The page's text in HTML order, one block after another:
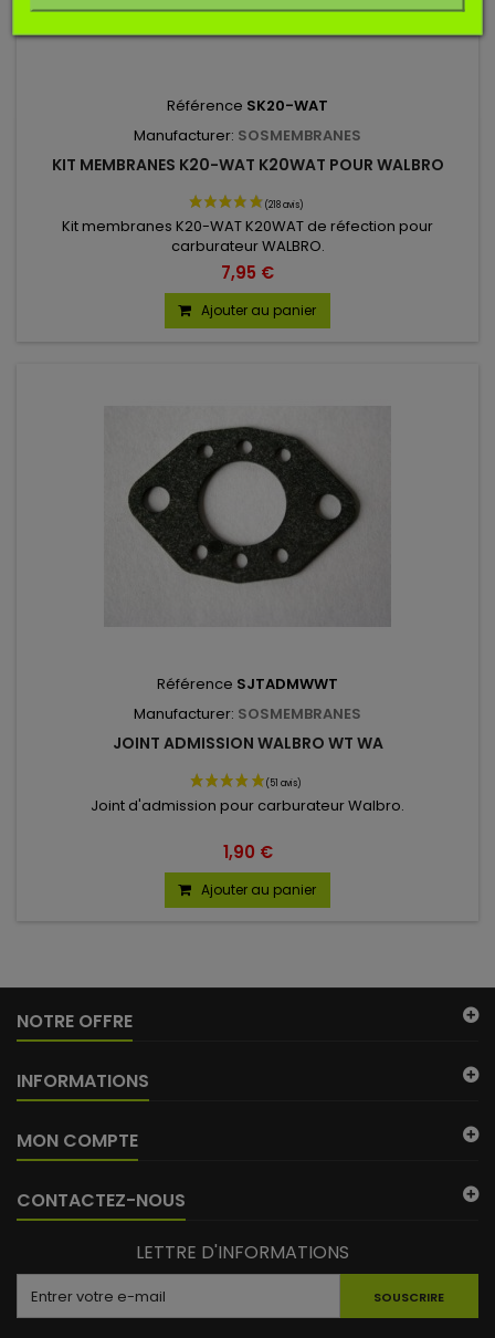
Référence SK20-WAT
Manufacturer: SOSMEMBRANES
KIT MEMBRANES K20-WAT K20WAT POUR WALBRO
Kit membranes K20-WAT K20WAT de réfection pour
carburateur WALBRO.
7,95 €
Ajouter au panier
Référence SJTADMWWT
Manufacturer: SOSMEMBRANES
JOINT ADMISSION WALBRO WT WA
Joint d'admission pour carburateur Walbro.
1,90 €
Ajouter au panier
NOTRE OFFRE
INFORMATIONS
MON COMPTE
CONTACTEZ-NOUS
LETTRE D'INFORMATIONS
SOUSCRIRE